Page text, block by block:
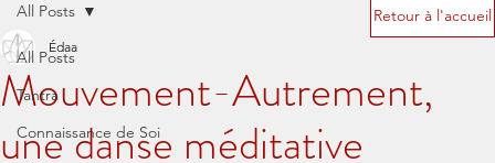
All Posts
Tantra
Connaissance de Soi
All Posts
Mouvement-Autrement,
une danse méditative
Édaa
Retour à l'accueil